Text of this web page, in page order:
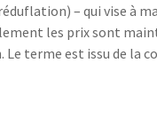
– qui vise à
les prix sont
Le terme est issu de la